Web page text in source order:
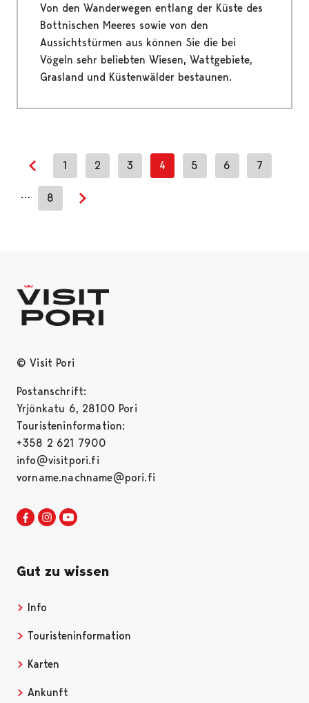
Von den Wanderwegen entlang der Küste des
Bottnischen Meeres sowie von den
Aussichtstürmen aus können Sie die bei
Vögeln sehr beliebten Wiesen, Wattgebiete,
Grasland und Küstenwälder bestaunen.
Previous page
1 2 3 4 5 6 7
… 8
© Visit Pori
Postanschrift:
Yrjönkatu 6, 28100 Pori
Touristeninformation:
+358 2 621 7900
info@visitpori.fi
vorname.nachname@pori.fi
Visit Pori in Facebook
Opens in a new tab
Visit Pori in Instagram
Opens in a new tab
Gut zu wissen
Info
Touristeninformation
Karten
Ankunft